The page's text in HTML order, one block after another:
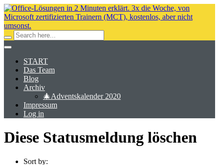
START
Das Team
Blog
Archiv
🎄Adventskalender 2020
Impressum
Log in
Diese Statusmeldung löschen
Sort by: